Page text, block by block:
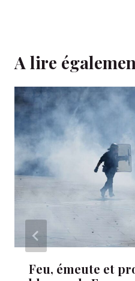
A lire
Feu, émeute et